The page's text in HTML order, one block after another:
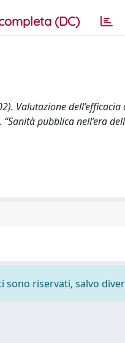
(DC)
Valutazione
pubblica nell’era
riservati, salvo